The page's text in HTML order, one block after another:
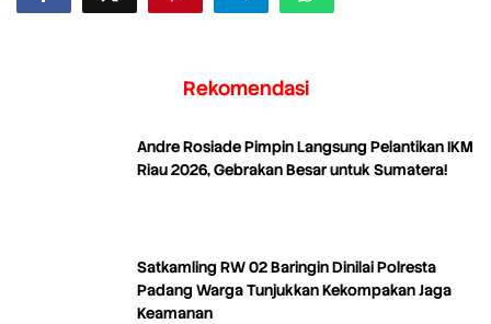
Rekomendasi
Andre Rosiade Pimpin Langsung Pelantikan IKM
Riau 2026, Gebrakan Besar untuk Sumatera!
Satkamling RW 02 Baringin Dinilai Polresta
Padang Warga Tunjukkan Kekompakan Jaga
Keamanan